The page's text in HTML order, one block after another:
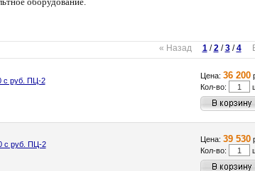
« Назад 1/2/3/4
с руб. ПЦ-2
Цена: 36 200
Кол-во:
с руб. ПЦ-2
Цена: 39 530
Кол-во: